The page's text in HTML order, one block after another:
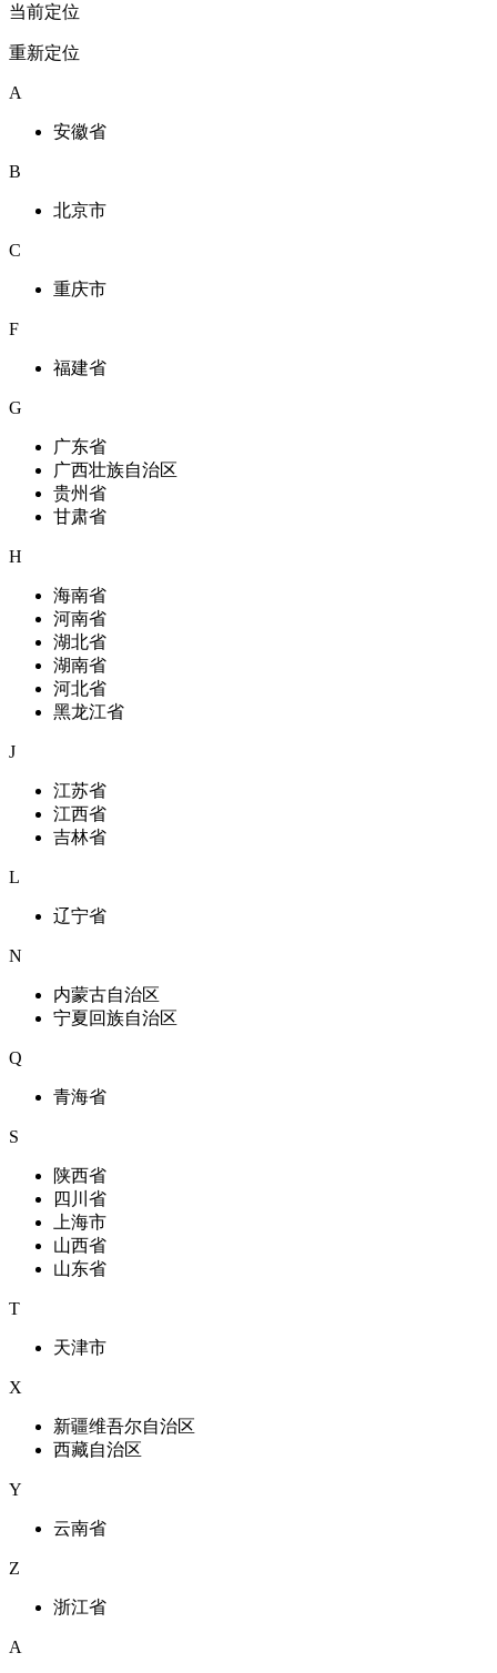
当前定位
重新定位
A
安徽省
B
北京市
C
重庆市
F
福建省
G
广东省
广西壮族自治区
贵州省
甘肃省
H
海南省
河南省
湖北省
湖南省
河北省
黑龙江省
J
江苏省
江西省
吉林省
L
辽宁省
N
内蒙古自治区
宁夏回族自治区
Q
青海省
S
陕西省
四川省
上海市
山西省
山东省
T
天津市
X
新疆维吾尔自治区
西藏自治区
Y
云南省
Z
浙江省
A